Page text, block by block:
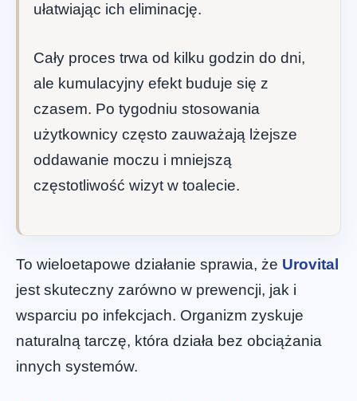
ułatwiając ich eliminację.
Cały proces trwa od kilku godzin do dni,
ale kumulacyjny efekt buduje się z
czasem. Po tygodniu stosowania
użytkownicy często zauważają lżejsze
oddawanie moczu i mniejszą
częstotliwość wizyt w toalecie.
To wieloetapowe działanie sprawia, że Urovital
jest skuteczny zarówno w prewencji, jak i
wsparciu po infekcjach. Organizm zyskuje
naturalną tarczę, która działa bez obciążania
innych systemów.